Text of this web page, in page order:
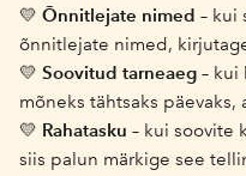
💛 Õnnitlejate nimed – kui
õnnitlejate nimed,
💛 Soovitud tarneaeg – kui
mõneks tähtsaks
💛 Rahatasku – kui soovite
siis palun märkige see